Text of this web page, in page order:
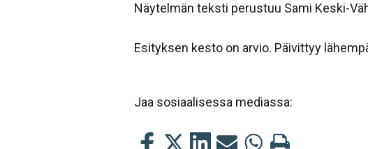
Näytelmän teksti perustuu Sami Keski-
Esityksen kesto on arvio. Päivittyy
Jaa sosiaalisessa mediassa:
Jaa
Jaa
Jaa Jaa Jaa Tulosta